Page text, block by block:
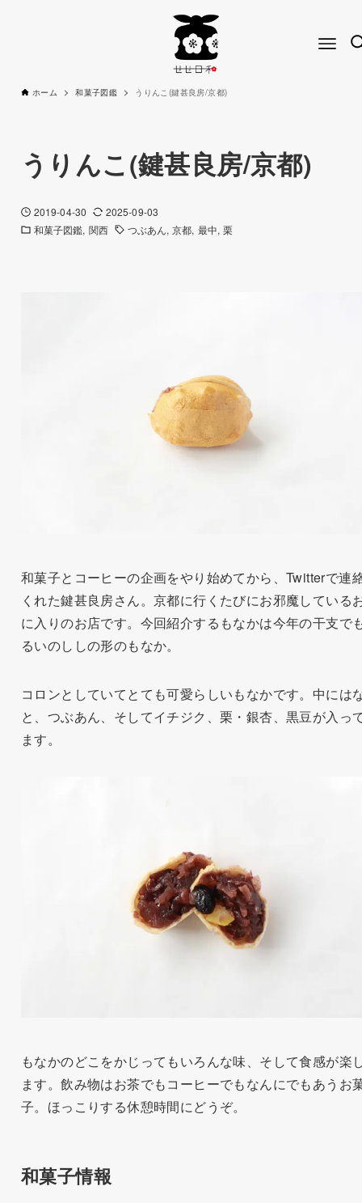
ホーム 和菓子図鑑 うりんこ(鍵甚良房/京都)
うりんこ(鍵甚良房/京都)
2019-04-30
2025-09-03
和菓子図鑑 関西 つぶあん 京都 最中 栗
和菓子とコーヒーの企画をやり始めてから、Twitterで連
くれた鍵甚良房さん。京都に行くたびにお邪魔している
に入りのお店です。今回紹介するもなかは今年の干支で
るいのししの形のもなか。
コロンとしていてとても可愛らしいもなかです。中には
と、つぶあん、そしてイチジク、栗・銀杏、黒豆が入っ
ます。
もなかのどこをかじってもいろんな味、そして食感が楽
ます。飲み物はお茶でもコーヒーでもなんにでもあうお
子。ほっこりする休憩時間にどうぞ。
和菓子情報